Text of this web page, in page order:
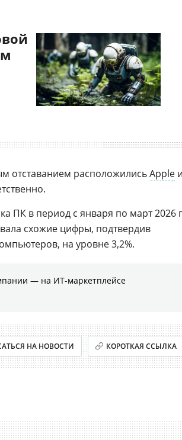
отставанием расположилисьApple
ПК в период с января по март 2026
схожие цифры, подтвердив
на уровне 3,2%.
― на ИТ-маркетплейсе
НА НОВОСТИ КОРОТКАЯ ССЫЛКА